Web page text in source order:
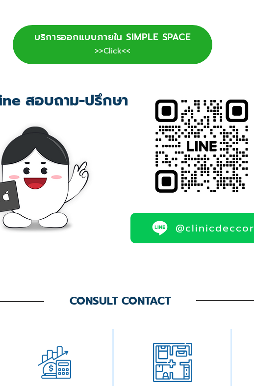
บริการออกแบบภายใน SIMPLE SPACE
>>Click<<
@clinicdeccor
สอบถาม-ปรึกษา
CONSULT CONTACT